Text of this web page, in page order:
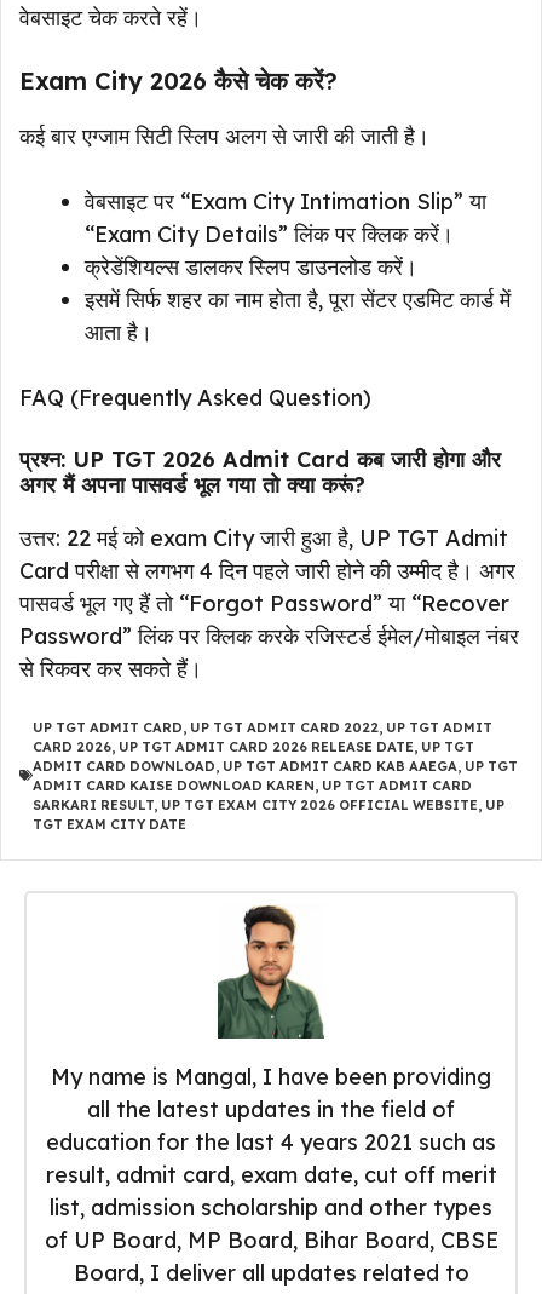
वेबसाइट चेक करते रहें।
Exam City 2026 कैसे चेक करें?
कई बार एग्जाम सिटी स्लिप अलग से जारी की जाती है।
वेबसाइट पर “Exam City Intimation Slip” या
“Exam City Details” लिंक पर क्लिक करें।
क्रेडेंशियल्स डालकर स्लिप डाउनलोड करें।
इसमें सिर्फ शहर का नाम होता है, पूरा सेंटर एडमिट कार्ड में
आता है।
FAQ (Frequently Asked Question)
प्रश्न: UP TGT 2026 Admit Card कब जारी होगा और
अगर मैं अपना पासवर्ड भूल गया तो क्या करूं?
उत्तर: 22 मई को exam City जारी हुआ है, UP TGT Admit
Card परीक्षा से लगभग 4 दिन पहले जारी होने की उम्मीद है। अगर
पासवर्ड भूल गए हैं तो “Forgot Password” या “Recover
Password” लिंक पर क्लिक करके रजिस्टर्ड ईमेल/मोबाइल नंबर
से रिकवर कर सकते हैं।
UP TGT ADMIT CARD UP TGT ADMIT CARD 2022 UP TGT ADMIT
CARD 2026 UP TGT ADMIT CARD 2026 RELEASE DATE UP TGT
ADMIT CARD DOWNLOAD UP TGT ADMIT CARD KAB AAEGA UP TGT
ADMIT CARD KAISE DOWNLOAD KAREN UP TGT ADMIT CARD
SARKARI RESULT UP TGT EXAM CITY 2026 OFFICIAL WEBSITE UP
TGT EXAM CITY DATE
My name is Mangal, I have been providing
all the latest updates in the field of
education for the last 4 years 2021 such as
result, admit card, exam date, cut off merit
list, admission scholarship and other types
of UP Board, MP Board, Bihar Board, CBSE
Board, I deliver all updates related to